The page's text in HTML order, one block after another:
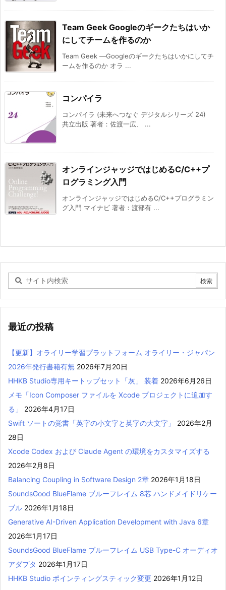
Team Geek Googleのギークたちはいか
にしてチームを作るのか
Team Geek ―Googleのギークたちはいかにしてチ
ームを作るのか オラ ...
コンパイラ
コンパイラ (未来へつなぐ デジタルシリーズ 24)
共立出版 著者：佐渡一広、 ...
オンラインジャッジではじめるC/C++プ
ログラミング入門
オンラインジャッジではじめるC/C++プログラミン
グ入門 マイナビ 著者：渡部有 ...
最近の投稿
【更新】オライリー学習プラットフォーム オライリー・ジャパン
2026年発行書籍有無 2026年7月20日
HHKB Studio専用キートップセット「灰」 装着 2026年6月26日
メモ「Icon Composer ファイルを Xcode プロジェクトに追加す
る」
2026年4月17日
Swift ソートの覚書「英字の小文字と英字の大文字」
2026年2月
28日
Xcode Codex および Claude Agent の環境をカスタマイズする
2026年2月8日
Balancing Coupling in Software Design 2章 2026年1月18日
SoundsGood BlueFlame ブルーフレイム 8芯 ハンドメイドリケー
ブル 2026年1月18日
Generative AI-Driven Application Development with Java 6章
2026年1月17日
SoundsGood BlueFlame ブルーフレイム USB Type-C オーディオ
アダプタ 2026年1月17日
HHKB Studio ポインティングスティック変更 2026年1月12日